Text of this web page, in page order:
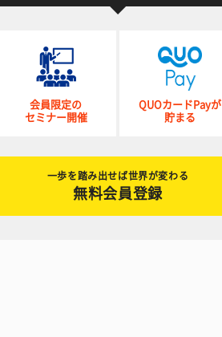
会員限定の
セミナー開催
QUOカードPayが
貯まる
一歩を踏み出せば世界が変わる
無料会員登録